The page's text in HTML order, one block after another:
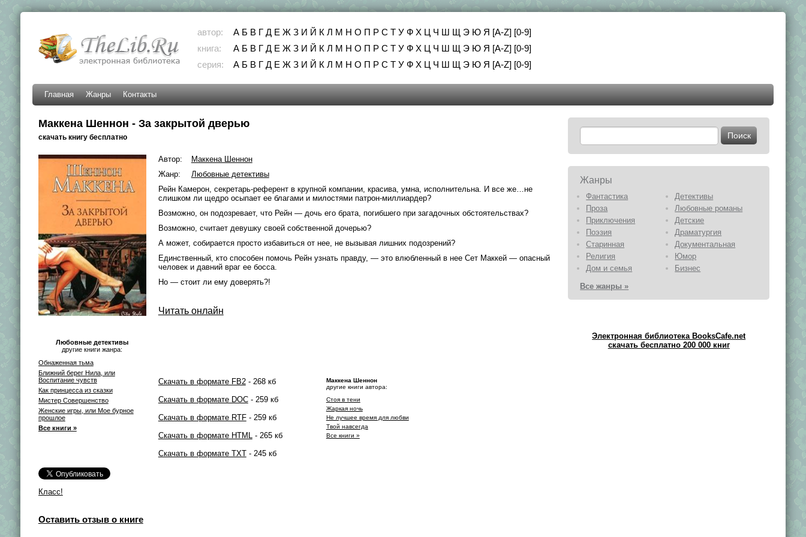
автор: А Б В Г Д Е Ж З И Й К Л М Н О П Р С Т У Ф Х Ц Ч Ш Щ Э Ю Я [A-Z] [0-9]
книга:
А Б В Г Д Е Ж З И Й К Л М Н О П Р С Т У Ф Х Ц Ч Ш Щ Э Ю Я [A-Z] [0-9]
серия:
А Б В Г Д Е Ж З И Й К Л М Н О П Р С Т У Ф Х Ц Ч Ш Щ Э Ю Я [A-Z] [0-9]
Главная Жанры Контакты
Маккена Шеннон - За закрытой дверью
скачать книгу бесплатно
Любовные детективы
другие книги жанра:
Обнаженная тьма
Ближний берег Нила, или
Воспитание чувств
Как принцесса из сказки
Мистер Совершенство
Женские игры, или Мое бурное
прошлое
Все книги »
Класс!
Автор:
Маккена Шеннон
Жанр:
Любовные детективы
Рейн Камерон, секретарь-референт в крупной компании, красива, умна, исполнительна. И все же…не
слишком ли щедро осыпает ее благами и милостями патрон-миллиардер?
Возможно, он подозревает, что Рейн — дочь его брата, погибшего при загадочных обстоятельствах?
Возможно, считает девушку своей собственной дочерью?
А может, собирается просто избавиться от нее, не вызывая лишних подозрений?
Единственный, кто способен помочь Рейн узнать правду, — это влюбленный в нее Сет Маккей — опасный
человек и давний враг ее босса.
Но — стоит ли ему доверять?!
Читать онлайн
Скачать в формате FB2- 268 кб
Скачать в формате DOC- 259 кб
Скачать в формате RTF- 259 кб
Скачать в формате HTML- 265 кб
Скачать в формате TXT- 245 кб
Маккена Шеннон
другие книги автора:
Стоя в тени
Жаркая ночь
Не лучшее время для любви
Твой навсегда
Все книги »
Оставить отзыв о книге
Жанры
Фантастика
Детективы
Проза
Любовные романы
Приключения
Детские
Поэзия
Драматургия
Старинная
Документальная
Религия
Юмор
Дом и семья
Бизнес
Все жанры »
Электронная библиотека BooksCafe.net
скачать бесплатно 200 000 книг